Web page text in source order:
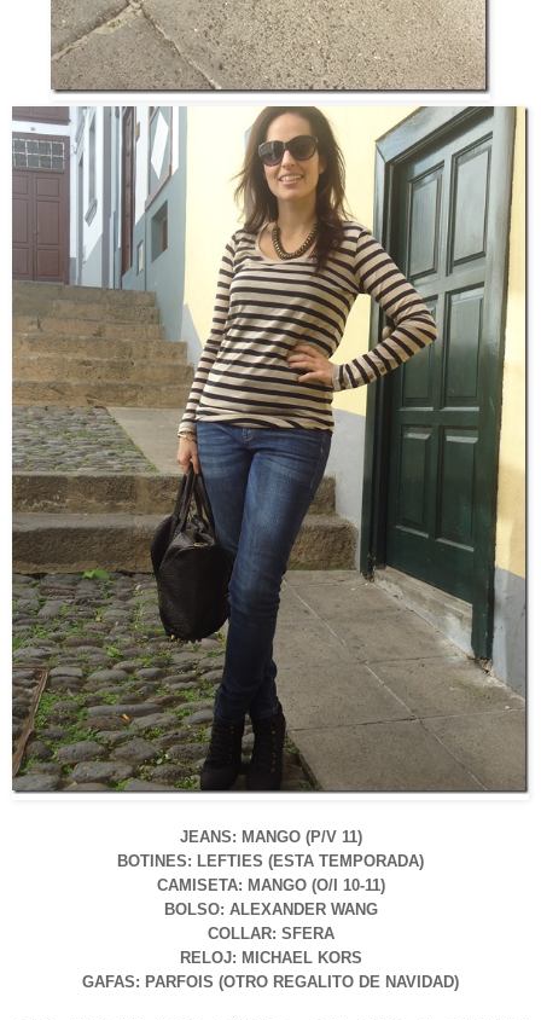
JEANS: MANGO (P/V 11)
BOTINES: LEFTIES (ESTA TEMPORADA)
CAMISETA: MANGO (O/I 10-11)
BOLSO: ALEXANDER WANG
COLLAR: SFERA
RELOJ: MICHAEL KORS
GAFAS: PARFOIS (OTRO REGALITO DE NAVIDAD)